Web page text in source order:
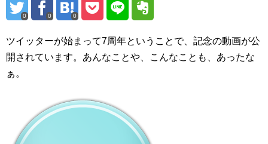
0 0 0
ツイッターが始まって7周年ということで、記念の動画が公
開されています。あんなことや、こんなことも、あったな
ぁ。